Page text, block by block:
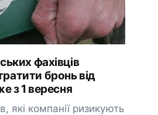
фахівців
бронь від
з 1 вересня
які компанії ризикують